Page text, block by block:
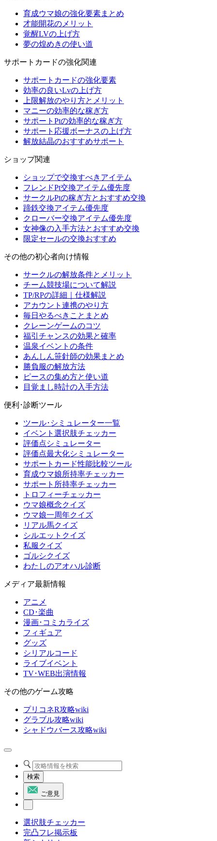
育成ウマ娘の強化要素まとめ
才能開花のメリット
覚醒LVの上げ方
夢の煌めきの使い道
サポートカードの強化関連
サポートカードの強化要素
効率の良いLvの上げ方
上限解放のやり方とメリット
マニーの効率的な稼ぎ方
サポートPtの効率的な稼ぎ方
サポート応援ボーナスの上げ方
解放結晶のおすすめサポート
ショップ関連
ショップで交換すべきアイテム
フレンドPt交換アイテム優先度
サークルPtの稼ぎ方とおすすめ交換
蹄鉄交換アイテム優先度
クローバー交換アイテム優先度
女神像の入手方法とおすすめ交換
限定セールの交換おすすめ
その他の初心者向け情報
サークルの解放条件とメリット
チーム競技場について解説
TP/RPの詳細｜仕様解説
アカウント連携のやり方
毎日やるべきことまとめ
クレーンゲームのコツ
福引チャンスの効果と確率
温泉イベントの条件
あんしん笹針師の効果まとめ
勝負服の解放方法
ピースの集め方と使い道
目覚まし時計の入手方法
便利･診断ツール
ツール･シミュレーター一覧
イベント選択肢チェッカー
評価点シミュレーター
評価点最大化シミュレーター
サポートカード性能比較ツール
育成ウマ娘所持率チェッカー
サポート所持率チェッカー
トロフィーチェッカー
ウマ娘概念クイズ
ウマ娘一周年クイズ
リアル馬クイズ
シルエットクイズ
私服クイズ
ゴルシクイズ
わたしのアオハル診断
メディア最新情報
アニメ
CD･楽曲
漫画･コミカライズ
フィギュア
グッズ
シリアルコード
ライブイベント
TV･WEB出演情報
その他のゲーム攻略
プリコネR攻略wiki
グラブル攻略wiki
シャドウバース攻略wiki
検索
ご意見
選択肢チェッカー
完凸フレ掲示板